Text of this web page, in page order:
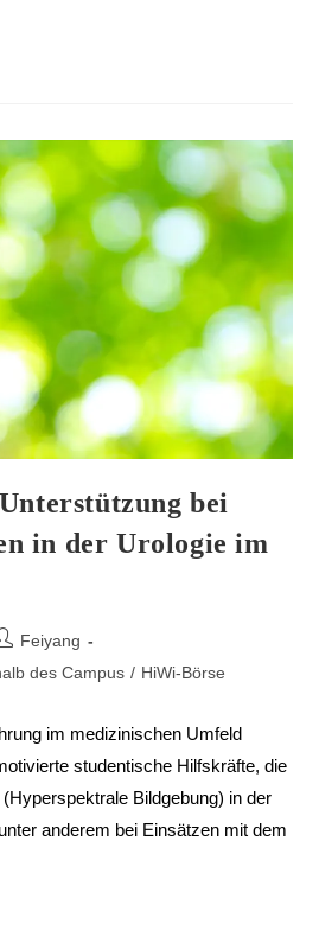
bei
in der Urologie im
Feiyang
des Campus / HiWi-Börse
im medizinischen Umfeld
studentische Hilfskräfte, die
Bildgebung) in der
anderem bei Einsätzen mit dem